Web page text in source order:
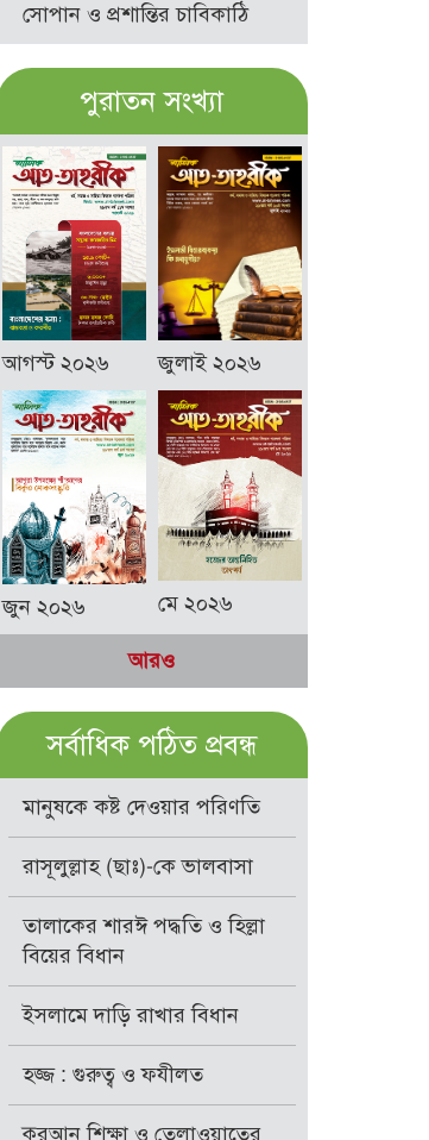
সোপান ও প্রশান্তির চাবিকাঠি
পুরাতন সংখ্যা
আগস্ট ২০২৬ জুলাই ২০২৬
জুন ২০২৬ মে ২০২৬
আরও
সর্বাধিক পঠিত প্রবন্ধ
মানুষকে কষ্ট দেওয়ার পরিণতি
রাসূলুল্লাহ (ছাঃ)-কে ভালবাসা
তালাকের শারঈ পদ্ধতি ও হিল্লা
বিয়ের বিধান
ইসলামে দাড়ি রাখার বিধান
হজ্জ : গুরুত্ব ও ফযীলত
কুরআন শিক্ষা ও তেলাওয়াতের